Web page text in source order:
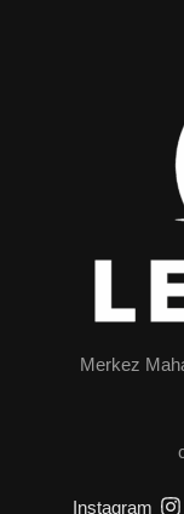
Merkez
Instagram